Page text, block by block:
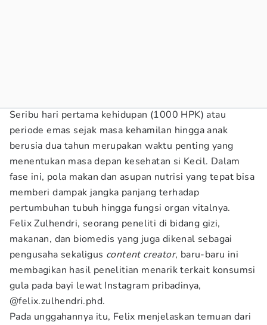
Seribu hari pertama kehidupan (1000 HPK) atau
periode emas sejak masa kehamilan hingga anak
berusia dua tahun merupakan waktu penting yang
menentukan masa depan kesehatan si Kecil. Dalam
fase ini, pola makan dan asupan nutrisi yang tepat bisa
memberi dampak jangka panjang terhadap
pertumbuhan tubuh hingga fungsi organ vitalnya.
Felix Zulhendri, seorang peneliti di bidang gizi,
makanan, dan biomedis yang juga dikenal sebagai
pengusaha sekaligus content creator, baru-baru ini
membagikan hasil penelitian menarik terkait konsumsi
gula pada bayi lewat Instagram pribadinya,
@felix.zulhendri.phd.
Pada unggahannya itu, Felix menjelaskan temuan dari